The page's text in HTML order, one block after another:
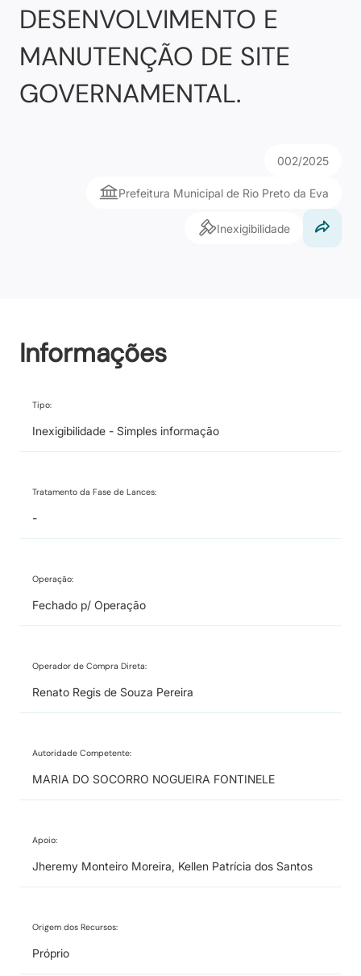
DESENVOLVIMENTO E
MANUTENÇÃO DE SITE
GOVERNAMENTAL.
002/2025
Prefeitura Municipal de Rio Preto da Eva
Inexigibilidade
Informações
Tipo:
Inexigibilidade - Simples informação
Tratamento da Fase de Lances:
-
Operação:
Fechado p/ Operação
Operador de Compra Direta:
Renato Regis de Souza Pereira
Autoridade Competente:
MARIA DO SOCORRO NOGUEIRA FONTINELE
Apoio:
Jheremy Monteiro Moreira, Kellen Patrícia dos Santos
Origem dos Recursos:
Próprio